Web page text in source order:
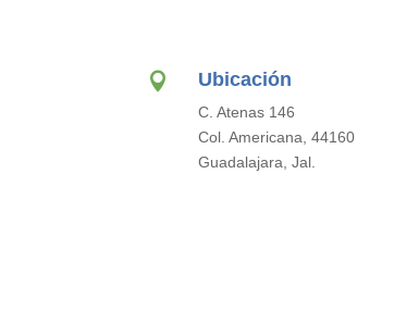
 Ubicación
C. Atenas 146
Col. Americana, 44160
Guadalajara, Jal.